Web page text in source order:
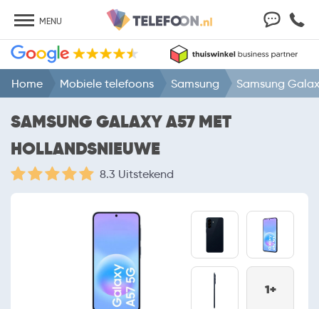
MENU
Home Mobiele telefoons Samsung Samsung
SAMSUNG GALAXY A57 MET
HOLLANDSNIEUWE
8.3 Uitstekend
1+